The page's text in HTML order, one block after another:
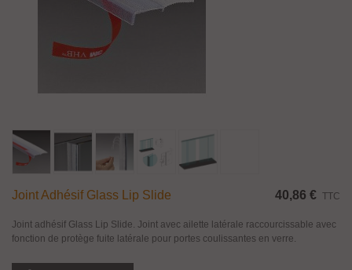
Joint Adhésif Glass Lip Slide 40,86 € TTC
Joint adhésif Glass Lip Slide. Joint avec ailette latérale raccourcissable avec
fonction de protège fuite latérale pour portes coulissantes en verre.